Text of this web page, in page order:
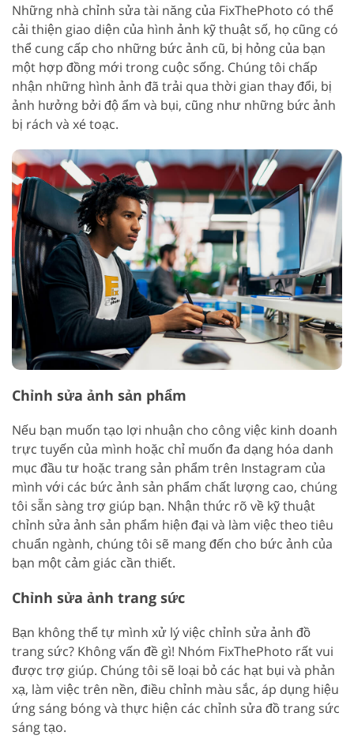
Những nhà chỉnh sửa tài năng của FixThePhoto có thể
cải thiện giao diện của hình ảnh kỹ thuật số, họ cũng có
thể cung cấp cho những bức ảnh cũ, bị hỏng của bạn
một hợp đồng mới trong cuộc sống. Chúng tôi chấp
nhận những hình ảnh đã trải qua thời gian thay đổi, bị
ảnh hưởng bởi độ ẩm và bụi, cũng như những bức ảnh
bị rách và xé toạc.
Chỉnh sửa ảnh sản phẩm
Nếu bạn muốn tạo lợi nhuận cho công việc kinh doanh
trực tuyến của mình hoặc chỉ muốn đa dạng hóa danh
mục đầu tư hoặc trang sản phẩm trên Instagram của
mình với các bức ảnh sản phẩm chất lượng cao, chúng
tôi sẵn sàng trợ giúp bạn. Nhận thức rõ về kỹ thuật
chỉnh sửa ảnh sản phẩm hiện đại và làm việc theo tiêu
chuẩn ngành, chúng tôi sẽ mang đến cho bức ảnh của
bạn một cảm giác cần thiết.
Chỉnh sửa ảnh trang sức
Bạn không thể tự mình xử lý việc chỉnh sửa ảnh đồ
trang sức? Không vấn đề gì! Nhóm FixThePhoto rất vui
được trợ giúp. Chúng tôi sẽ loại bỏ các hạt bụi và phản
xạ, làm việc trên nền, điều chỉnh màu sắc, áp dụng hiệu
ứng sáng bóng và thực hiện các chỉnh sửa đồ trang sức
sáng tạo.